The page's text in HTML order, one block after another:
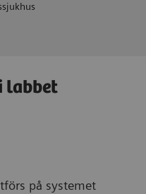
labbet
på systemet